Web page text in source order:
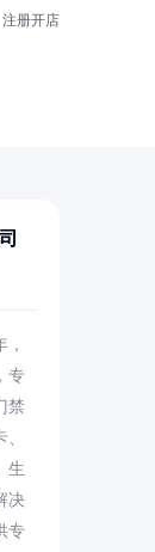
注册开店
专
禁
生
决
专